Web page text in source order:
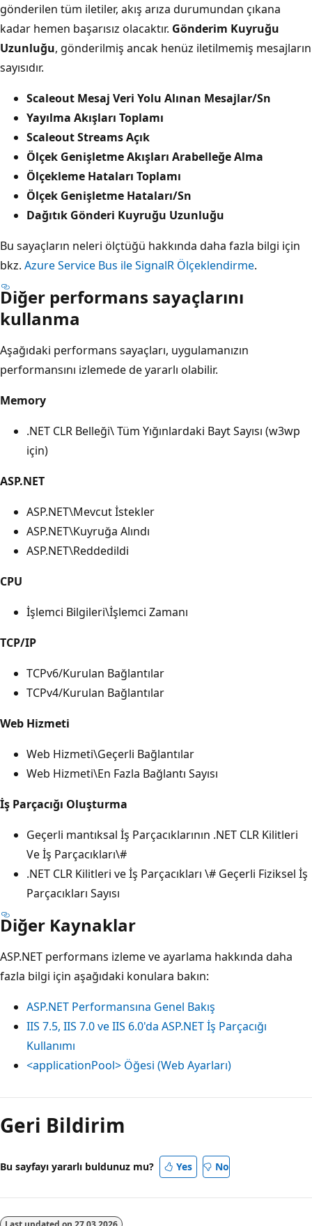
gönderilen tüm iletiler, akış arıza durumundan çıkana
kadar hemen başarısız olacaktır. Gönderim Kuyruğu
Uzunluğu, gönderilmiş ancak henüz iletilmemiş mesajların
sayısıdır.
Scaleout Mesaj Veri Yolu Alınan Mesajlar/Sn
Yayılma Akışları Toplamı
Scaleout Streams Açık
Ölçek Genişletme Akışları Arabelleğe Alma
Ölçekleme Hataları Toplamı
Ölçek Genişletme Hataları/Sn
Dağıtık Gönderi Kuyruğu Uzunluğu
Bu sayaçların neleri ölçtüğü hakkında daha fazla bilgi için
bkz. Azure Service Bus ile SignalR Ölçeklendirme.
Diğer performans sayaçlarını
kullanma
Aşağıdaki performans sayaçları, uygulamanızın
performansını izlemede de yararlı olabilir.
Memory
.NET CLR Belleği\ Tüm Yığınlardaki Bayt Sayısı (w3wp
için)
ASP.NET
ASP.NET\Mevcut İstekler
ASP.NET\Kuyruğa Alındı
ASP.NET\Reddedildi
CPU
İşlemci Bilgileri\İşlemci Zamanı
TCP/IP
TCPv6/Kurulan Bağlantılar
TCPv4/Kurulan Bağlantılar
Web Hizmeti
Web Hizmeti\Geçerli Bağlantılar
Web Hizmeti\En Fazla Bağlantı Sayısı
İş Parçacığı Oluşturma
Geçerli mantıksal İş Parçacıklarının .NET CLR Kilitleri
Ve İş Parçacıkları\#
.NET CLR Kilitleri ve İş Parçacıkları \# Geçerli Fiziksel İş
Parçacıkları Sayısı
Diğer Kaynaklar
ASP.NET performans izleme ve ayarlama hakkında daha
fazla bilgi için aşağıdaki konulara bakın:
ASP.NET Performansına Genel Bakış
IIS 7.5, IIS 7.0 ve IIS 6.0'da ASP.NET İş Parçacığı
Kullanımı
<applicationPool> Öğesi (Web Ayarları)
Geri Bildirim
Bu sayfayı yararlı buldunuz mu? Yes No